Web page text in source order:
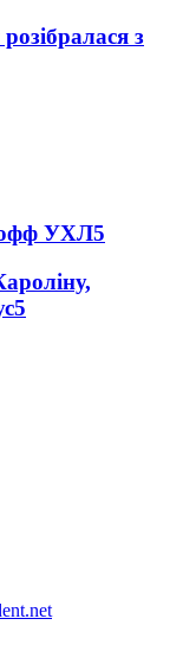
з
офф УХЛ5
5